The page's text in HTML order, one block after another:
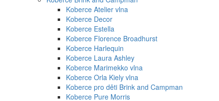
Koberce Atelier vlna
Koberce Decor
Koberce Estella
Koberce Florence Broadhurst
Koberce Harlequin
Koberce Laura Ashley
Koberce Marimekko vlna
Koberce Orla Kiely vlna
Koberce pro děti Brink and Campman
Koberce Pure Morris